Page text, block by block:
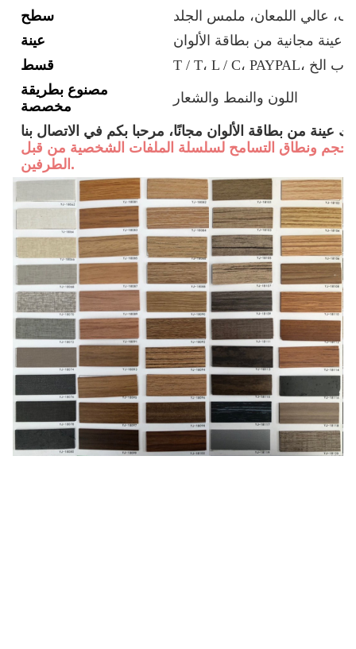
سطح
عالي اللمعان، ملمس الجلد
عينة
عينة مجانية من بطاقة الألوان
قسط
مصنوع بطريقة
مخصصة
اللون والنمط والشعار
عينة من بطاقة الألوان مجانًا، مرحبا بكم في الاتصال بنا
ونطاق التسامح لسلسلة الملفات الشخصية من قبل
الطرفين.